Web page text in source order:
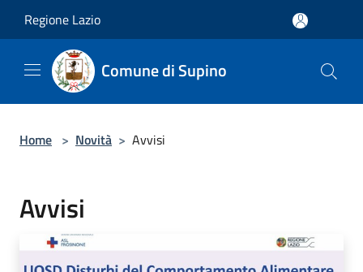
Regione Lazio
Comune di Supino
Home > Novità > Avvisi
Avvisi